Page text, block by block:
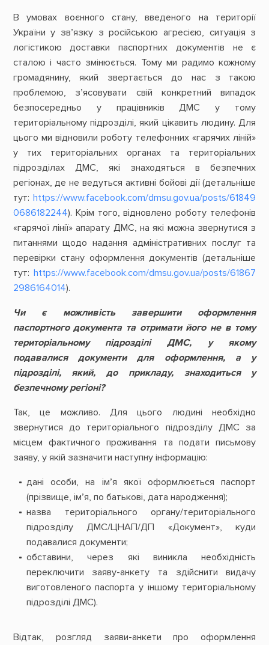
В умовах воєнного стану, введеного на території
України у зв’язку з російською агресією, ситуація з
логістикою доставки паспортних документів не є
сталою і часто змінюється. Тому ми радимо кожному
громадянину, який звертається до нас з такою
проблемою, з’ясовувати свій конкретний випадок
безпосередньо у працівників ДМС у тому
територіальному підрозділі, який цікавить людину. Для
цього ми відновили роботу телефонних «гарячих ліній»
у тих територіальних органах та територіальних
підрозділах ДМС, які знаходяться в безпечних
регіонах, де не ведуться активні бойові дії (детальніше
тут:https://www.facebook.com/dmsu.gov.ua/posts/61849
0686182244). Крім того, відновлено роботу телефонів
«гарячої лінії» апарату ДМС, на які можна звернутися з
питаннями щодо надання адміністративних послуг та
перевірки стану оформлення документів (детальніше
тут:https://www.facebook.com/dmsu.gov.ua/posts/61867
2986164014).
Чи є можливість завершити оформлення
паспортного документа та отримати його не в тому
територіальному підрозділі ДМС, у якому
подавалися документи для оформлення, а у
підрозділі, який, до прикладу, знаходиться у
безпечному регіоні?
Так, це можливо. Для цього людині необхідно
звернутися до територіального підрозділу ДМС за
місцем фактичного проживання та подати письмову
заяву, у якій зазначити наступну інформацію:
дані особи, на ім’я якої оформлюється паспорт
(прізвище, ім’я, по батькові, дата народження);
назва територіального органу/територіального
підрозділу ДМС/ЦНАП/ДП «Документ», куди
подавалися документи;
обставини, через які виникла необхідність
переключити заяву-анкету та здійснити видачу
виготовленого паспорта у іншому територіальному
підрозділі ДМС).
Відтак, розгляд заяви-анкети про оформлення